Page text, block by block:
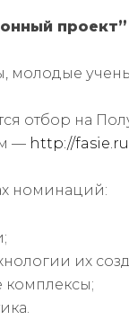
проект”
молодые
отбор на
— http://
номинаций:
их
комплексы;